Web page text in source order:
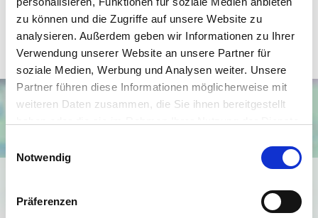
zu können und die Zugriffe auf unsere Website zu
analysieren. Außerdem geben wir Informationen zu Ihrer
Verwendung unserer Website an unsere Partner für
soziale Medien, Werbung und Analysen weiter. Unsere
Partner führen diese Informationen möglicherweise mit
weiteren Daten zusammen, die Sie ihnen bereitgestellt
Einwilligungsauswahl
Notwendig
Präferenzen
Expose_kurz!2347!!39697 (.pdf, 890 KB)